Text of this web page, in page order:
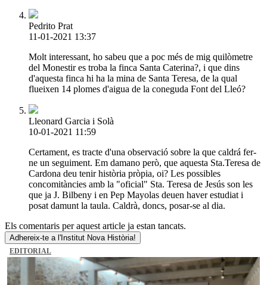
Pedrito Prat
11-01-2021 13:37
Molt interessant, ho sabeu que a poc més de mig quilòmetre
del Monestir es troba la finca Santa Caterina?, i que dins
d'aquesta finca hi ha la mina de Santa Teresa, de la qual
flueixen 14 plomes d'aigua de la coneguda Font del Lleó?
Lleonard Garcia i Solà
10-01-2021 11:59
Certament, es tracte d'una observació sobre la que caldrá fer-
ne un seguiment. Em damano però, que aquesta Sta.Teresa de
Cardona deu tenir història pròpia, oi? Les possibles
concomitàncies amb la "oficial" Sta. Teresa de Jesús son les
que ja J. Bilbeny i en Pep Mayolas deuen haver estudiat i
posat damunt la taula. Caldrà, doncs, posar-se al dia.
Els comentaris per aquest article ja estan tancats.
Adhereix-te a l'Institut Nova Història!
EDITORIAL